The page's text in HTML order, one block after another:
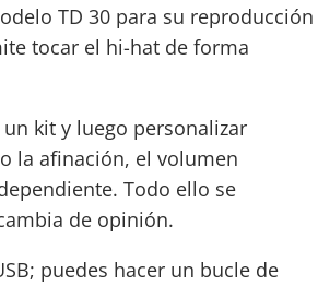
TD 30 para su reproducción
tocar el hi-hat de forma
kit y luego personalizar
la afinación, el volumen
Todo ello se
de opinión.
puedes hacer un bucle de